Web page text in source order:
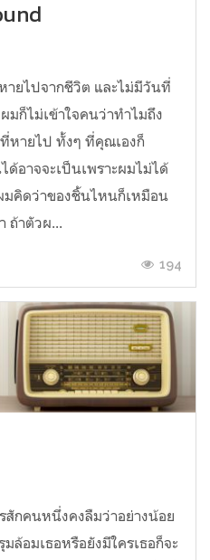
ยไปจากชีวิต และไม่มีวันที่
ก็ไม่เข้าใจคนว่าทำไมถึง
หายไป ทั้งๆ ที่คุณเองก็
อาจจะเป็นเพราะผมไม่ได้
คิดว่าของชิ้นไหนก็เหมือน
ถ้าตัวผ...
194
สักคนหนึ่งคงลืมว่าอย่างน้อย
ล้อมเธอหรือยังมีใครเธอก็จะ